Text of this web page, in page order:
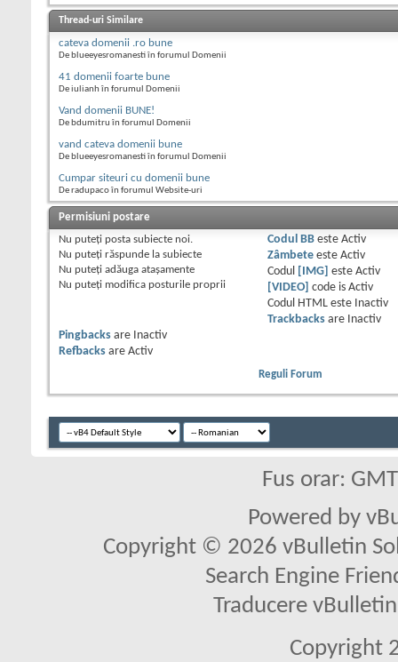
Thread-uri Similare
cateva domenii .ro bune
De blueeyesromanesti în forumul Domenii
41 domenii foarte bune
De iulianh în forumul Domenii
Vand domenii BUNE!
De bdumitru în forumul Domenii
vand cateva domenii bune
De blueeyesromanesti în forumul Domenii
Cumpar siteuri cu domenii bune
De radupaco în forumul Website-uri
Permisiuni postare
Nu puteţi posta subiecte noi.
Nu puteţi răspunde la subiecte
Nu puteţi adăuga ataşamente
Nu puteţi modifica posturile proprii
Codul BBeste Activ
Zâmbeteeste Activ
Codul
[IMG] este Activ
[VIDEO]
code is Activ
Codul HTML este
Inactiv
Trackbacksare
Inactiv
Pingbacks are
Inactiv
Refbacks are Activ
Reguli Forum
Fus orar:
Powered by
Copyright © 2026 vBulletin
Search Engine
Traducere
Copyright